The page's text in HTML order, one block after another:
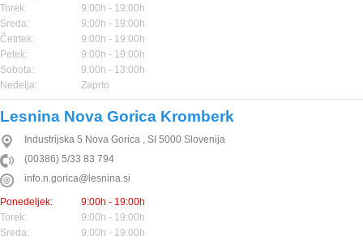
Torek:
9:00h - 19:00h
Sreda:
9:00h - 19:00h
Četrtek:
9:00h - 19:00h
Petek:
9:00h - 19:00h
Sobota:
9:00h - 13:00h
Nedelja:
Zaprto
Lesnina Nova Gorica Kromberk
Industrijska 5 Nova Gorica , SI 5000 Slovenija
(00386) 5/33 83 794
info.n.gorica@lesnina.si
Ponedeljek:
9:00h - 19:00h
Torek:
9:00h - 19:00h
Sreda:
9:00h - 19:00h